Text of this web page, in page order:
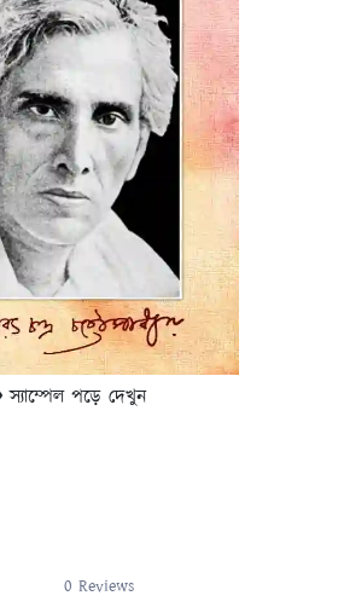
স্যাম্পেল পড়ে দেখুন
0 Reviews